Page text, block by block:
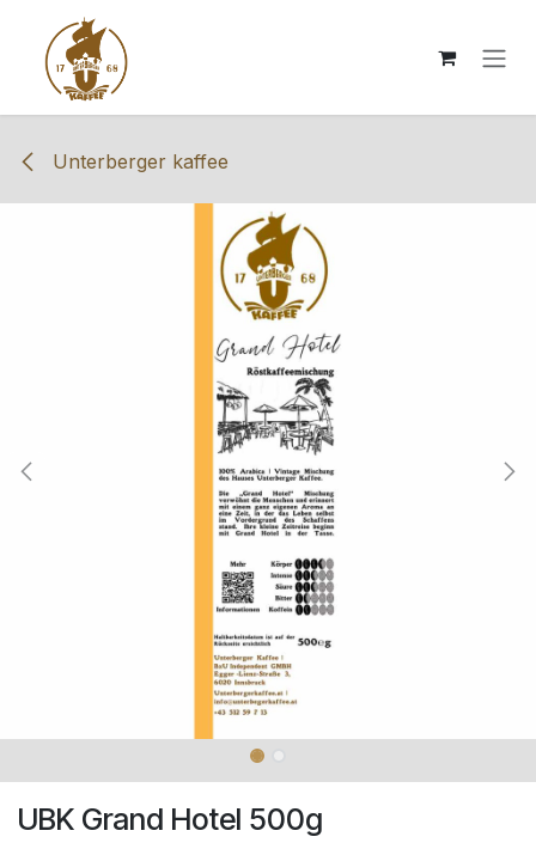
Zum Inhalt springen
Unterberger kaffee
UBK Grand Hotel 500g